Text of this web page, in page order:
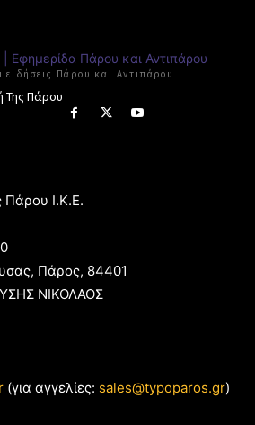
ειδήσεις Πάρου και Αντιπάρου
Πάρου
Πάρου Ι.Κ.Ε.
Πάρος, 84401
ΝΙΚΟΛΑΟΣ
(για αγγελίες: sales@typoparos.gr)